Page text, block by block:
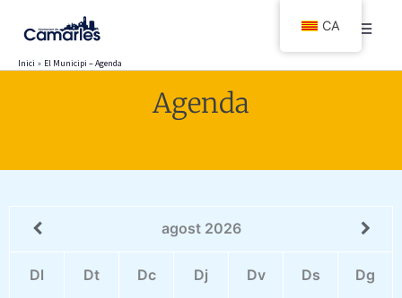
contingut
Inici El Municipi – Agenda
Agenda
agost 2026
Dl Dt Dc Dj Dv Ds
Dg
CA